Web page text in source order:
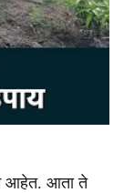
आहेत. आता ते